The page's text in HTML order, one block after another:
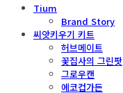
Tium
Brand Story
씨앗키우기 키트
허브메이트
꽃집사의 그린팟
그로우캔
에코컵가든